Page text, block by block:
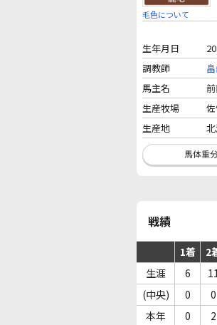
毛色について
生年月日
調教師
馬主名
生産牧場
生産地
戦績
1着 2
生涯
6
(中央)
0 0
本年
0 2